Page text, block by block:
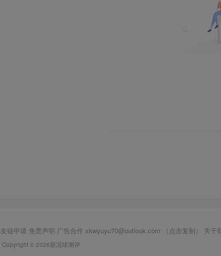
友链申请 免责声明 广告合作 xkwyuyu70@outlook.com （点击复制） 关于
Copyright © 2026新况味测评